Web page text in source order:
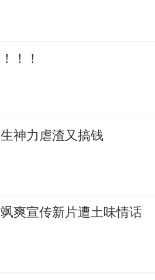
！！
神力虐渣又搞钱
爽宣传新片遭土味情话